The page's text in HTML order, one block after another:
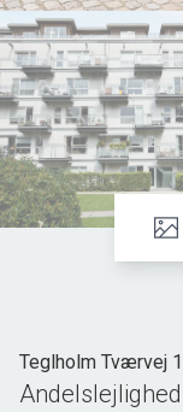
Teglholm Tværvej